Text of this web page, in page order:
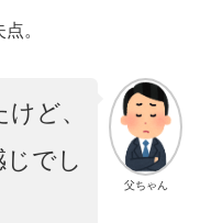
。
父ちゃん
ど、
でし